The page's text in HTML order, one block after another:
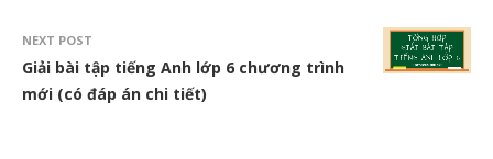
NEXT POST
Giải bài tập tiếng Anh lớp 6 chương trình
mới (có đáp án chi tiết)